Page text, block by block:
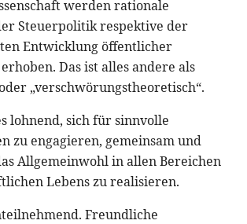
werden rationale
Steuerpolitik respektive der
Entwicklung öffentlicher
Das ist alles andere als
„verschwörungstheoretisch“.
lohnend, sich für sinnvolle
zu engagieren, gemeinsam und
Allgemeinwohl in allen Bereichen
Lebens zu realisieren.
Freundliche